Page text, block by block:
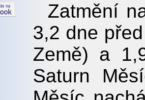
Zatmění
3,2 dne
Země) a
Saturn